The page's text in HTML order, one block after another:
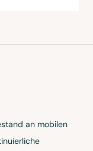
an mobilen